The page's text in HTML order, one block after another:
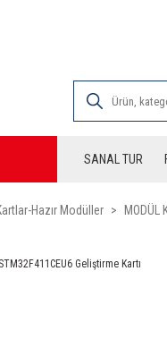
SANAL TUR
Hazır Modüller MODÜL